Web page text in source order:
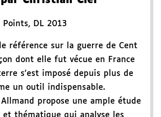
Points, DL 2013
référence sur la guerre de Cent
dont elle fut vécue en France
s’est imposé depuis plus de
un outil indispensable.
propose une ample étude
et thématique qui analyse les